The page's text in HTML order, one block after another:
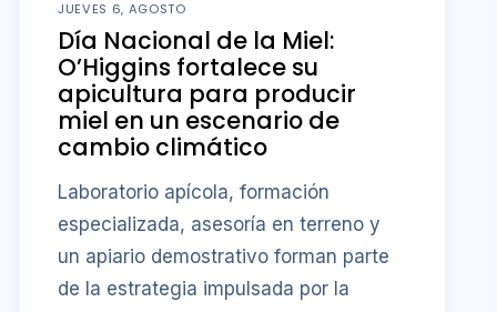
JUEVES 6, AGOSTO
Día Nacional de la Miel:
O’Higgins fortalece su
apicultura para producir
miel en un escenario de
cambio climático
Laboratorio apícola, formación
especializada, asesoría en terreno y
un apiario demostrativo forman parte
de la estrategia impulsada por la